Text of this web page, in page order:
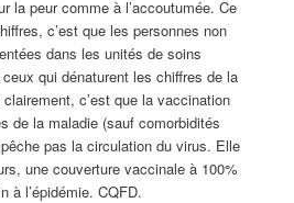
la peur comme à l’accoutumée. Ce
c’est que les personnes non
dans les unités de soins
qui dénaturent les chiffres de la
c’est que la vaccination
de la maladie (sauf comorbidités
pas la circulation du virus. Elle
une couverture vaccinale à 100%
à l’épidémie. CQFD.